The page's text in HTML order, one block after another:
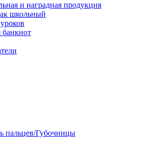
и наградная продукция
школьный
банкнот
пальцев/Губочницы